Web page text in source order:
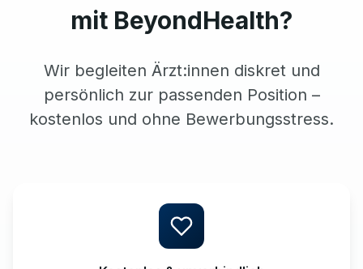
mit BeyondHealth?
Wir begleiten Ärzt:innen diskret und
persönlich zur passenden Position –
kostenlos und ohne Bewerbungsstress.